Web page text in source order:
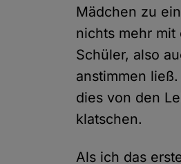
Mädchen zu
nichts mehr
Schüler, also
anstimmen
dies von den
klatschen.
Als ich das